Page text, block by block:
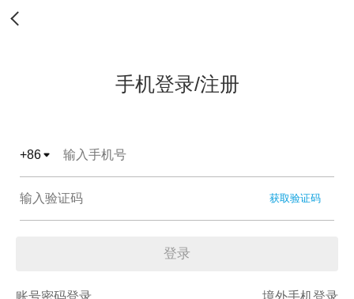
手机登录/注册
+86
获取验证码
登录
账号密码登录 境外手机登录